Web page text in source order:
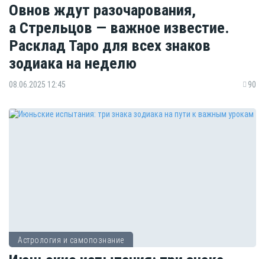
Овнов ждут разочарования,
а Стрельцов — важное известие.
Расклад Таро для всех знаков
зодиака на неделю
08.06.2025 12:45 90
Астрология и самопознание